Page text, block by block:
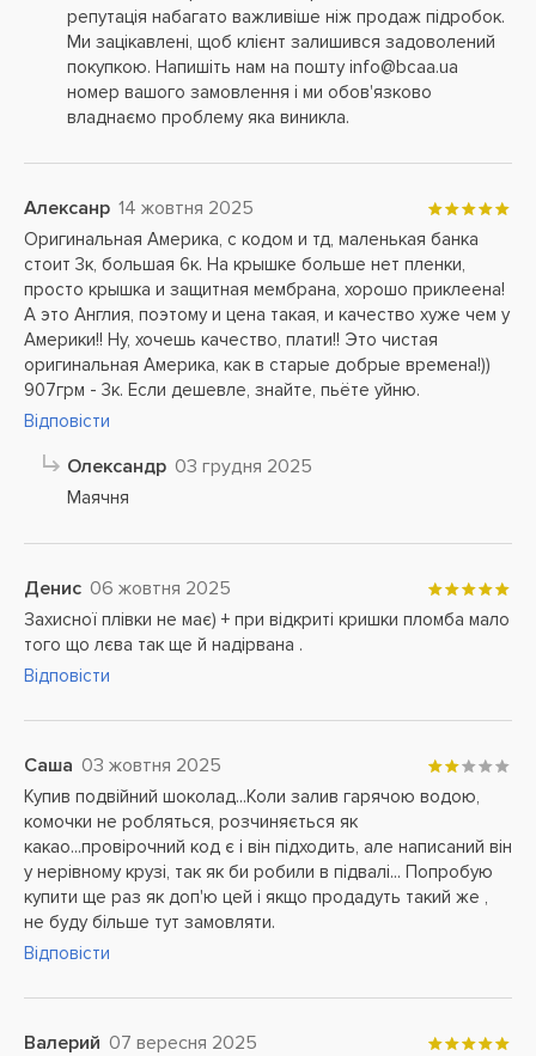
репутація набагато важливіше ніж продаж підробок.
Ми зацікавлені, щоб клієнт залишився задоволений
покупкою. Напишіть нам на пошту info@bcaa.ua
номер вашого замовлення і ми обов'язково
владнаємо проблему яка виникла.
Алексанр 14 жовтня 2025
Оригинальная Америка, с кодом и тд, маленькая банка
стоит 3к, большая 6к. На крышке больше нет пленки,
просто крышка и защитная мембрана, хорошо приклеена!
А это Англия, поэтому и цена такая, и качество хуже чем у
Америки!! Ну, хочешь качество, плати!! Это чистая
оригинальная Америка, как в старые добрые времена!))
907грм - 3к. Если дешевле, знайте, пьёте уйню.
Відповісти
Олександр 03 грудня 2025
Маячня
Денис 06 жовтня 2025
Захисної плівки не має) + при відкриті кришки пломба мало
того що лєва так ще й надірвана .
Відповісти
Саша 03 жовтня 2025
Купив подвійний шоколад...Коли залив гарячою водою,
комочки не робляться, розчиняється як
какао...провірочний код є і він підходить, але написаний він
у нерівному крузі, так як би робили в підвалі... Попробую
купити ще раз як доп'ю цей і якщо продадуть такий же ,
не буду більше тут замовляти.
Відповісти
Валерий 07 вересня 2025